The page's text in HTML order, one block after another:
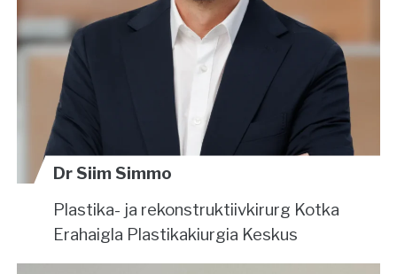
Dr Siim Simmo
Plastika- ja rekonstruktiivkirurg Kotka
Erahaigla Plastikakiurgia Keskus